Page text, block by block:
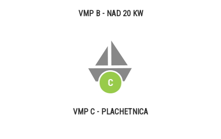
VMP B - NAD 20 KW
VMP C - PLACHETNICA